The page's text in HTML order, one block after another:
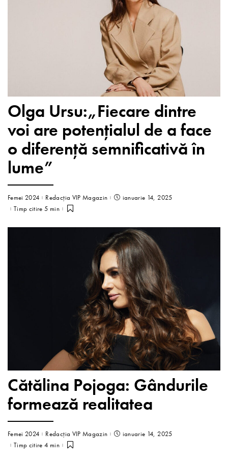
Olga Ursu:„Fiecare dintre
voi are potențialul de a face
o diferență semnificativă în
lume”
Femei 2024 Redacția VIP Magazin
ianuarie 14, 2025
Timp citire 5 min
Cătălina Pojoga: Gândurile
formează realitatea
Femei 2024 Redacția VIP Magazin
ianuarie 14, 2025
Timp citire 4 min